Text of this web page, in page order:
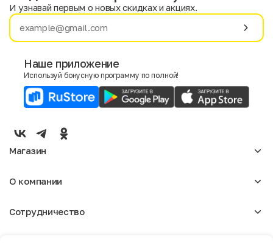
Имя
E-mail
Мужской
И узнавай первым о новых скидках и акциях.
Наше приложение
Используй бонусную программу по полной!
Магазин
Мужское
О компании
Отзывы
Сотрудничество